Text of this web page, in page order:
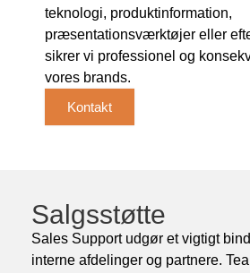
teknologi, produktinformation,
præsentationsværktøjer eller
sikrer vi professionel og
vores brands.
Kontakt
Salgsstøtte
Sales Support udgør et vigtigt
interne afdelinger og partnere.